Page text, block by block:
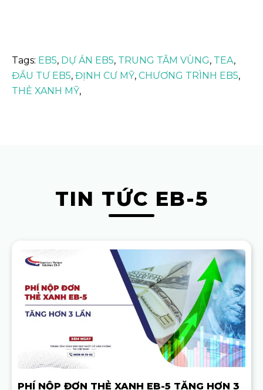
Tags: EB5, DỰ ÁN EB5, TRUNG TÂM VÙNG, TEA,
ĐẦU TƯ EB5, ĐỊNH CƯ MỸ, CHƯƠNG TRÌNH EB5,
THẺ XANH MỸ,
TIN TỨC EB-5
PHÍ NỘP ĐƠN THẺ XANH EB-5 TĂNG HƠN 3